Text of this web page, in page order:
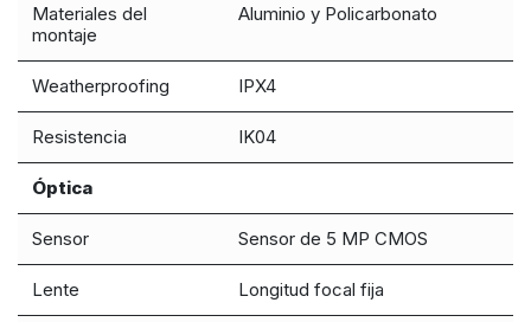
Materiales del
montaje
Aluminio y Policarbonato
Weatherproofing IPX4
Resistencia IK04
Óptica
Sensor Sensor de 5 MP CMOS
Lente Longitud focal fija